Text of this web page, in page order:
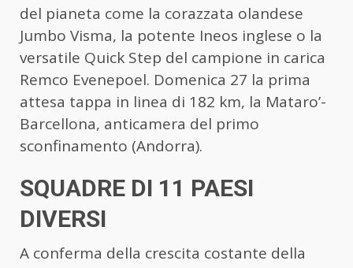
del pianeta come la corazzata olandese
Jumbo Visma, la potente Ineos inglese o la
versatile Quick Step del campione in carica
Remco Evenepoel. Domenica 27 la prima
attesa tappa in linea di 182 km, la Mataro’-
Barcellona, anticamera del primo
sconfinamento (Andorra).
SQUADRE DI 11 PAESI
DIVERSI
A conferma della crescita costante della